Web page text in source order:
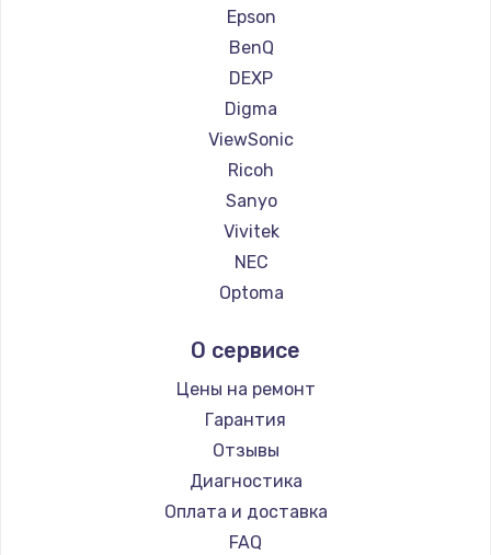
Ремонт проекторов Panasonic
Ремонт проекторов Hisense
Epson
BenQ
DEXP
Digma
ViewSonic
Ricoh
Sanyo
Vivitek
NEC
Optoma
Infocus
Barco
Xgimi
JVC
Casio
Hiper
HITACHI
О сервисе
Цены на ремонт
Гарантия
Отзывы
Диагностика
Оплата и доставка
FAQ